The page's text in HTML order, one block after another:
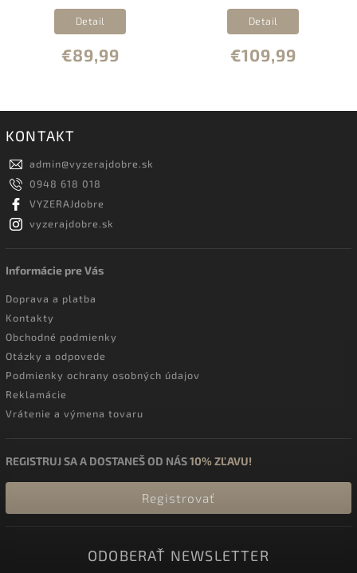
€89,99
Detail
€109,99
Detail
KONTAKT
admin@vyzerajdobre.sk
0948 618 018
VYZERAJdobre
vyzerajdobre.sk
Informácie pre Vás
Doprava a platba
Kontakty
Obchodné podmienky
Otázky a odpovede
Podmienky ochrany osobných údajov
Reklamácie
Vrátenie a výmena tovaru
REGISTRUJ SA A DOSTANEŠ OD NÁS10% ZĽAVU!
Registrovať
ODOBERAŤ NEWSLETTER